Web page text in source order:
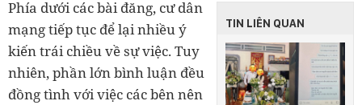
TIN LIÊN QUAN
Phía dưới các bài đăng, cư dân
mạng tiếp tục để lại nhiều ý
kiến trái chiều về sự việc. Tuy
nhiên, phần lớn bình luận đều
đồng tình với việc các bên nên